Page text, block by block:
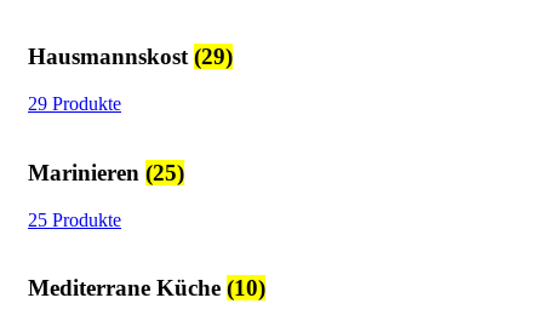
Hausmannskost(29)
29 Produkte
Marinieren (25)
25 Produkte
Mediterrane Küche (10)